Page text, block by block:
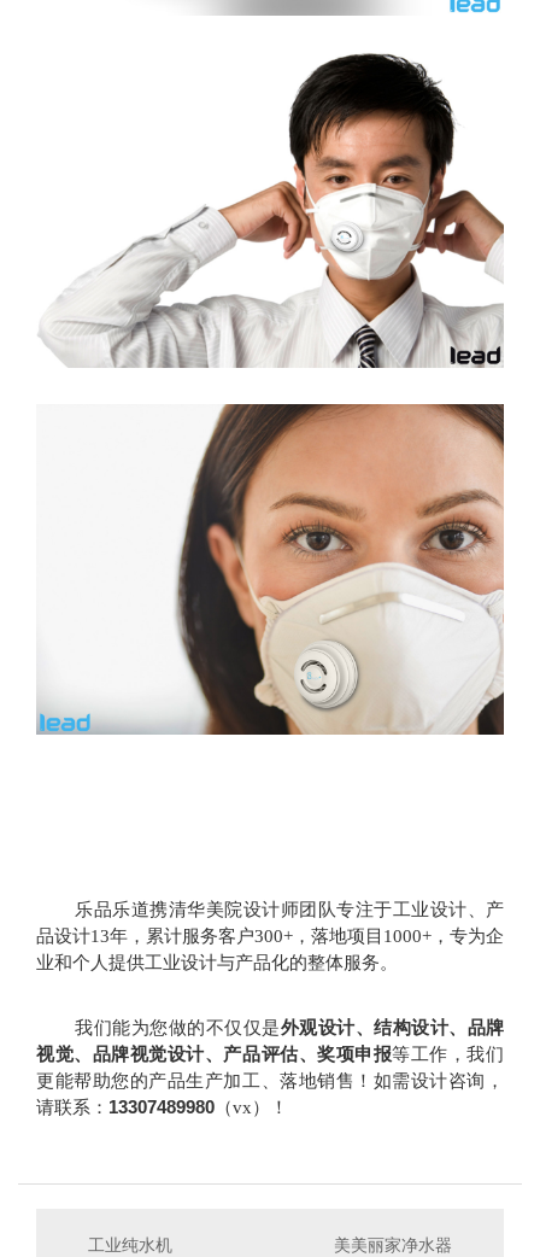
乐品乐道携清华美院设计师团队专注于工业设计、产
品设计13年，累计服务客户300+，落地项目1000+，专为企
业和个人提供工业设计与产品化的整体服务。
我们能为您做的不仅仅是外观设计、结构设计、品牌
视觉、品牌视觉设计、产品评估、奖项申报等工作，我们
更能帮助您的产品生产加工、落地销售！如需设计咨询，
请联系： 13307489980 （vx）！
工业纯水机 美美丽家净水器